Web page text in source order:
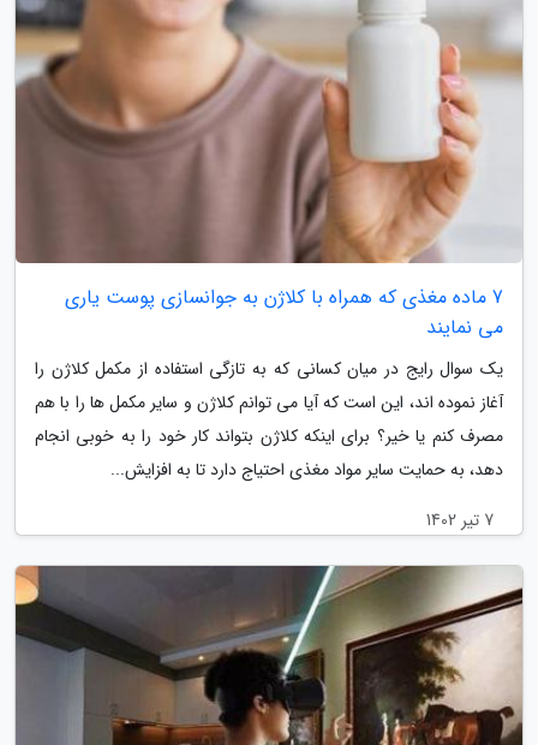
7 ماده مغذی که همراه با کلاژن به جوانسازی پوست یاری
می نمایند
یک سوال رایج در میان کسانی که به تازگی استفاده از مکمل کلاژن را
آغاز نموده اند، این است که آیا می توانم کلاژن و سایر مکمل ها را با هم
مصرف کنم یا خیر؟ برای اینکه کلاژن بتواند کار خود را به خوبی انجام
دهد، به حمایت سایر مواد مغذی احتیاج دارد تا به افزایش...
7 تیر 1402